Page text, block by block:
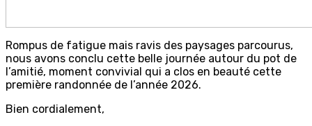
Rompus de fatigue mais ravis des paysages parcourus,
nous avons conclu cette belle journée autour du pot de
l’amitié, moment convivial qui a clos en beauté cette
première randonnée de l’année 2026.
Bien cordialement,